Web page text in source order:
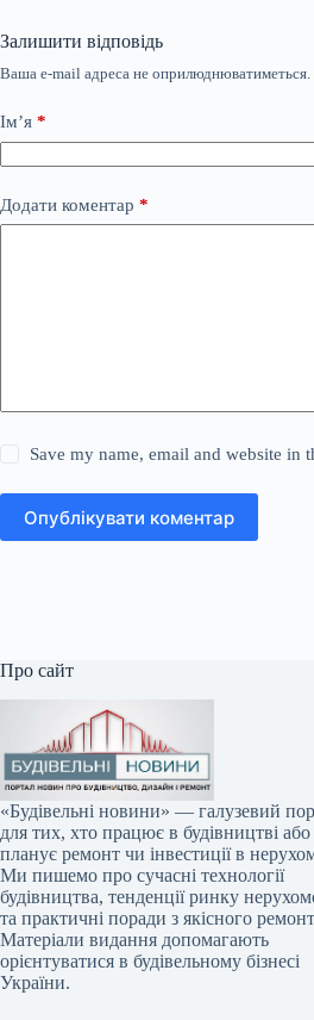
Залишити відповідь
Ваша e-mail адреса не оприлюднюватиметься.
Ім’я *
Додати коментар *
Save my name, email and website in
Опублікувати коментар
Про сайт
«Будівельні новини» — галузевий
для тих, хто працює в будівництві або
планує ремонт чи інвестиції в
Ми пишемо про сучасні технології
будівництва, тенденції ринку
та практичні поради з якісного
Матеріали видання допомагають
орієнтуватися в будівельному бізнесі
України.